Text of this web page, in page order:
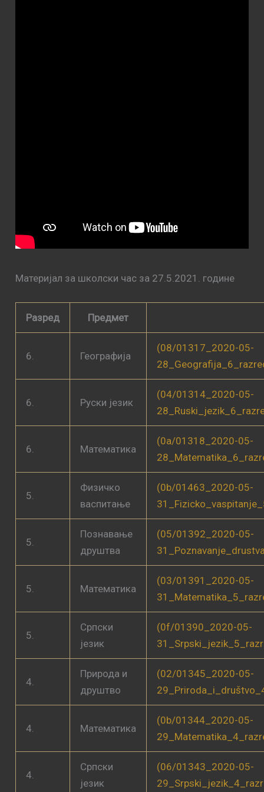
Материјал за школски час за 27.5.2021. године
Разред Предмет
6. Географија
(08/01317_2020-05-
6. Руски језик
(04/01314_2020-05-
6. Математика
(0a/01318_2020-05-
5.
Физичко
васпитање
(0b/01463_2020-05-
5.
Познавање
друштва
(05/01392_2020-05-
5. Математика
(03/01391_2020-05-
5.
Српски
језик
(0f/01390_2020-05-
4.
Природа и
друштво
(02/01345_2020-05-
4. Математика
(0b/01344_2020-05-
4.
Српски
језик
(06/01343_2020-05-